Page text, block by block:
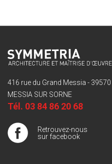
416 rue du Grand Messia - 39570
MESSIA SUR SORNE
Tél. 03 84 86 20 68
Retrouvez-nous
sur facebook